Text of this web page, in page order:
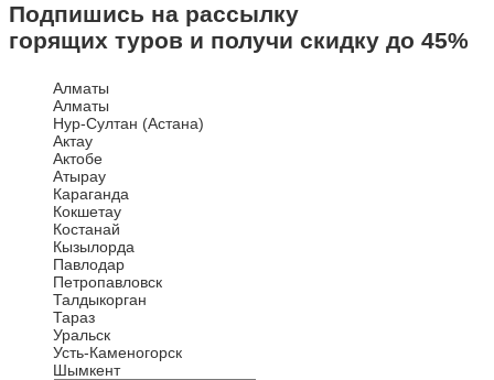
Подпишись на рассылку
горящих туров и получи скидку до 45%
Алматы
Алматы
Нур-Султан (Астана)
Актау
Актобе
Атырау
Караганда
Кокшетау
Костанай
Кызылорда
Павлодар
Петропавловск
Талдыкорган
Тараз
Уральск
Усть-Каменогорск
Шымкент